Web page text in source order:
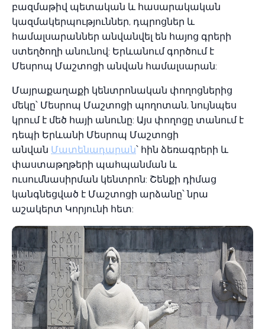
բազմաթիվ պետական ​​և հասարակական
կազմակերպություններ, դպրոցներ և
համալսարաններ անվանվել են հայոց գրերի
ստեղծողի անունով: Երևանում գործում է
Մեսրոպ Մաշտոցի անվան համալսարան:
Մայրաքաղաքի կենտրոնական փողոցներից
մեկը՝ Մեսրոպ Մաշտոցի պողոտան, նույնպես
կրում է մեծ հայի անունը: Այս փողոցը տանում է
դեպի Երևանի Մեսրոպ Մաշտոցի
անվան Մատենադարան՝ հին ձեռագրերի և
փաստաթղթերի պահպանման և
ուսումնասիրման կենտրոն: Շենքի դիմաց
կանգնեցված է Մաշտոցի արձանը՝ նրա
աշակերտ Կորյունի հետ: